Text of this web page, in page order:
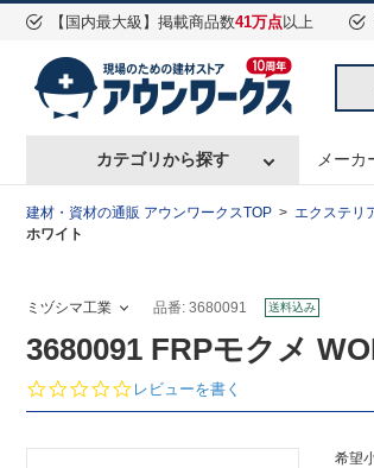
【国内最大級】掲載商品数41万点以上
カテゴリから探す メーカ
建材・資材の通販 アウンワークスTOP エクステリ
ホワイト
ミヅシマ工業 品番: 3680091 送料込み
3680091 FRPモクメ
0.
0
t
レビューを書く
希望